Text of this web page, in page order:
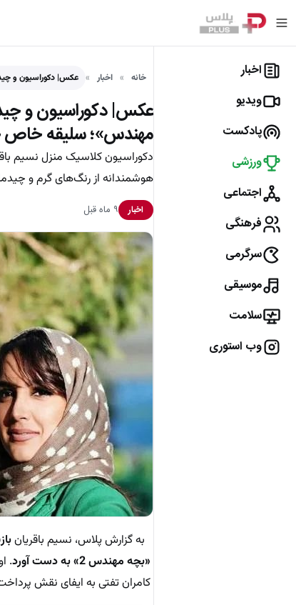
اخبار
ویدیو
پادکست
ورزشی
اجتماعی
فرهنگی
سرگرمی
موسیقی
سلامت
وب استوری
خانه اخبار عکس| دکوراسیون و
عکس| دکوراسیون و
مهندس»؛ سلیقه خاص
دکوراسیون کلاسیک منزل نسیم
هوشمندانه از رنگ‌های گرم و
اخبار ۹ ماه قبل
به گزارش پلاس، نسیم باقریان
«بچه مهندس 2» به دست آورد
کامران تفتی به ایفای نقش